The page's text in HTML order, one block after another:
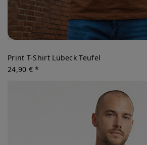
Print T-Shirt Lübeck Teufel
24,90 € *